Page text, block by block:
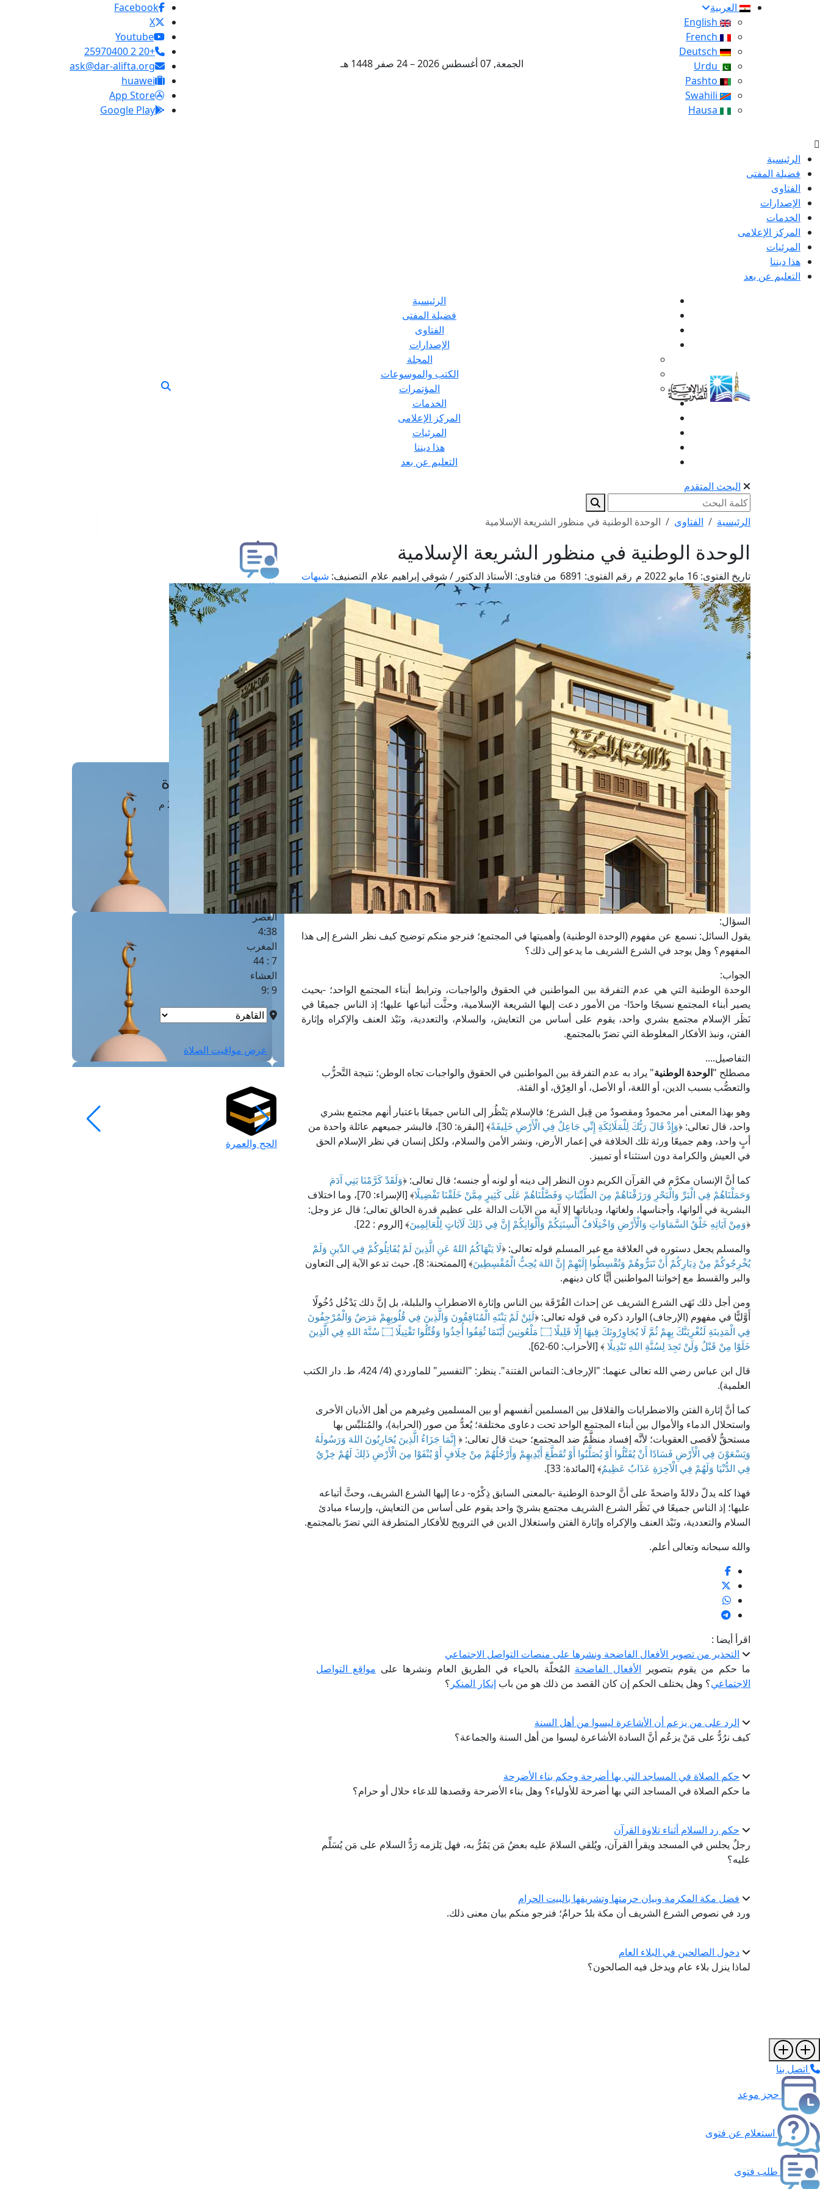
العربية
الجمعة, 07 أغسطس 2026 – 24 صفر 1448 هـ
Facebook
X
Youtube
+20 2 25970400
ask@dar-alifta.org
huawei
App Store
Google Play
الرئيسية
فضيلة المفتى
الفتاوى
الإصدارات
الخدمات
المركز الإعلامى
المرئيات
هذا ديننا
التعليم عن بعد
الرئيسية
فضيلة المفتى
الفتاوى
الإصدارات
المجلة
الكتب والموسوعات
المؤتمرات
الخدمات
المركز الإعلامى
المرئيات
هذا ديننا
التعليم عن بعد
البحث المتقدم
الرئيسية الفتاوى الوحدة الوطنية في منظور الشريعة الإسلامية
الوحدة الوطنية في منظور الشريعة الإسلامية
تاريخ الفتوى: رقم الفتوى: من فتاوى: الأستاذ الدكتور / شوقي إبراهيم علام التصنيف: شبهات
السؤال:
يقول السائل: نسمع عن مفهوم (الوحدة الوطنية) وأهميتها في المجتمع؛ فنرجو منكم توضيح كيف نظر الشرع إلى هذا
المفهوم؟ وهل يوجد في الشرع الشريف ما يدعو إلى ذلك؟
الجواب:
الوحدة الوطنية التي هي عدم التفرقة بين المواطنين في الحقوق والواجبات، وترابط أبناء المجتمع الواحد؛ -بحيث
يصير أبناء المجتمع نسيجًا واحدًا- من الأمور دعت إليها الشريعة الإسلامية، وحثَّت أتباعها عليها؛ إذ الناس جميعًا في
نَظَر الإسلام مجتمع بشري واحد، يقوم على أساس من التعايش، والسلام، والتعددية، ونَبْذ العنف والإكراه وإثارة
الفتن، ونبذ الأفكار المغلوطة التي تضرّ بالمجتمع.
التفاصيل....
مصطلح "الوحدة الوطنية" يراد به عدم التفرقة بين المواطنين في الحقوق والواجبات تجاه الوطن؛ نتيجة التَّحزُّب
والتعصُّب بسبب الدين، أو اللغة، أو الأصل، أو العِرْق، أو الفئة.
وهو بهذا المعنى أمر محمودٌ ومقصودٌ من قِبل الشرع؛ فالإسلام يَنْظُر إلى الناس جميعًا باعتبار أنهم مجتمع بشري
واحد، قال تعالى: ﴿وَإِذْ قَالَ رَبُّكَ لِلْمَلَائِكَةِ إِنِّي جَاعِلٌ فِي الْأَرْضِ خَلِيفَةً
﴾ [البقرة: 30]، فالبشر جميعهم عائلة واحدة من
أبٍ واحد، وهم جميعًا ورثة تلك الخلافة في إعمار الأرض، ونشر الأمن والسلام، ولكل إنسان في نظر الإسلام الحق
في العيش والكرامة دون استثناء أو تمييز.
كما أنَّ الإنسان مكرَّم في القرآن الكريم دون النظر إلى دينه أو لونه أو جنسه؛ قال تعالى: ﴿وَلَقَدْ كَرَّمْنَا بَنِي آدَمَ
وَحَمَلْنَاهُمْ فِي الْبَرِّ وَالْبَحْرِ وَرَزَقْنَاهُمْ مِنَ الطَّيِّبَاتِ وَفَضَّلْنَاهُمْ عَلَى كَثِيرٍ مِمَّنْ خَلَقْنَا تَفْضِيلًا
﴾ [الإسراء: 70]، وما اختلاف
البشرية في ألوانها، وأجناسها، ولغاتها، ودياناتها إلا آية من الآيات الدالة على عظيم قدرة الخالق تعالى؛ قال عز وجل:
﴿وَمِنْ آيَاتِهِ خَلْقُ السَّمَاوَاتِ وَالْأَرْضِ وَاخْتِلَافُ أَلْسِنَتِكُمْ وَأَلْوَانِكُمْ إِنَّ فِي ذَلِكَ لَآيَاتٍ لِلْعَالِمِينَ﴾ [الروم : 22].
والمسلم يجعل دستوره في العلاقة مع غير المسلم قوله تعالى: ﴿لَا يَنْهَاكُمُ اللهُ عَنِ الَّذِينَ لَمْ يُقَاتِلُوكُمْ فِي الدِّينِ وَلَمْ
يُخْرِجُوكُمْ مِنْ دِيَارِكُمْ أَنْ تَبَرُّوهُمْ وَتُقْسِطُوا إِلَيْهِمْ إِنَّ اللهَ يُحِبُّ الْمُقْسِطِينَ
﴾ [الممتحنة: 8]، حيث تدعو الآية إلى التعاون
والبر والقسط مع إخواننا المواطنين أيًّا كان دينهم.
ومن أجل ذلك نَهَى الشرع الشريف عن إحداث الفُرْقَة بين الناس وإثارة الاضطراب والبلبلة، بل إنَّ ذلك يَدْخُل دُخُولًا
أَوَّليًّا في مفهوم (الإرجاف) الوارد ذكره في قوله تعالى: ﴿لَئِنْ لَمْ يَنْتَهِ الْمُنَافِقُونَ وَالَّذِينَ فِي قُلُوبِهِمْ مَرَضٌ وَالْمُرْجِفُونَ
فِي الْمَدِينَةِ لَنُغْرِيَنَّكَ بِهِمْ ثُمَّ لَا يُجَاوِرُونَكَ فِيهَا إِلَّا قَلِيلًا ۝ مَلْعُونِينَ أَيْنَمَا ثُقِفُوا أُخِذُوا وَقُتِّلُوا تَقْتِيلًا ۝ سُنَّةَ اللهِ فِي الَّذِينَ
خَلَوْا مِنْ قَبْلُ وَلَنْ تَجِدَ لِسُنَّةِ اللهِ تَبْدِيلًا﴾ [الأحزاب: 60-62].
قال ابن عباس رضي الله تعالى عنهما: "الإرجاف: التماس الفتنة". ينظر: "التفسير" للماوردي (4/ 424، ط. دار الكتب
العلمية).
كما أنَّ إثارة الفتن والاضطرابات والقلاقل بين المسلمين أنفسهم أو بين المسلمين وغيرهم من أهل الأديان الأخرى
واستحلال الدماء والأموال بين أبناء المجتمع الواحد تحت دعاوى مختلفة؛ يُعدُّ من صور (الحرابة)، والمُتلبِّس بها
مستحقٌّ لأقصى العقوبات؛ لأنَّه إفساد منظَّمٌ ضد المجتمع؛ حيث قال تعالى: ﴿ إِنَّمَا جَزَاءُ الَّذِينَ يُحَارِبُونَ اللهَ وَرَسُولَهُ
وَيَسْعَوْنَ فِي الْأَرْضِ فَسَادًا أَنْ يُقَتَّلُوا أَوْ يُصَلَّبُوا أَوْ تُقَطَّعَ أَيْدِيهِمْ وَأَرْجُلُهُمْ مِنْ خِلَافٍ أَوْ يُنْفَوْا مِنَ الْأَرْضِ ذَلِكَ لَهُمْ خِزْيٌ
فِي الدُّنْيَا وَلَهُمْ فِي الْآخِرَةِ عَذَابٌ عَظِيمٌ﴾ [المائدة: 33].
فهذا كله يدلّ دلالةً واضحةً على أنَّ الوحدة الوطنية -بالمعنى السابق ذِكْرُه- دعا إليها الشرع الشريف، وحثَّ أتباعه
عليها؛ إذ الناس جميعًا في نَظَر الشرع الشريف مجتمع بشريّ واحد يقوم على أساس من التعايش، وإرساء مبادئ
السلام والتعددية، ونَبْذ العنف والإكراه وإثارة الفتن واستغلال الدين في الترويج للأفكار المتطرفة التي تضرّ بالمجتمع.
والله سبحانه وتعالى أعلم.
اقرأ أيضا :
التحذير من تصوير الأفعال الفاضحة ونشرها على منصات التواصل الاجتماعي
ما حكم من يقوم بتصوير الأفعال الفاضحة المُخلّة بالحياء في الطريق العام ونشرها على مواقع التواصل
الاجتماعي؟ وهل يختلف الحكم إن كان القصد من ذلك هو من باب إنكار المنكر ؟
الرد على من يزعم أن الأشاعرة ليسوا من أهل السنة
كيف نرُدُّ على مَنْ يزعُم أنَّ السادة الأشاعرة ليسوا من أهل السنة والجماعة؟
حكم الصلاة في المساجد التي بها أضرحة وحكم بناء الأضرحة
ما حكم الصلاة في المساجد التي بها أضرحة للأولياء؟ وهل بناء الأضرحة وقصدها للدعاء حلال أو حرام؟
حكم رد السلام أثناء تلاوة القرآن
رجلٌ يجلس في المسجد ويقرأ القرآن، ويُلقي السلامَ عليه بعضُ مَن يَمُرُّ به، فهل يَلزمه رَدُّ السلام على مَن يُسَلِّم
عليه؟
فضل مكة المكرمة وبيان حرمتها وتشريفها بالبيت الحرام
ورد في نصوص الشرع الشريف أن مكة بلدٌ حرامٌ؛ فنرجو منكم بيان معنى ذلك.
دخول الصالحين في البلاء العام
لماذا ينزل بلاء عام ويدخل فيه الصالحون؟
طلب فتوى
استعلام عن فتوى
حجز موعد
الفتوى الهاتفية
مَواقِيتُ الصَّـــلاة
القاهرة · 07 أغسطس 2026 م
الفجر
4 :41
الشروق
6 :17
الظهر
العصر
4:38
المغرب
7 : 44
العشاء
9 :9
عرض مواقيت الصلاة
الحج والعمرة
اتصل بنا
حجز موعد
استعلام عن فتوى
طلب فتوى